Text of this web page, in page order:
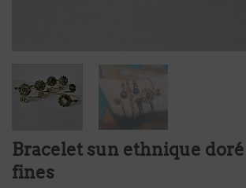
Bracelet sun ethnique
fines